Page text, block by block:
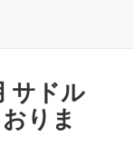
新車 30周年限定車
サドル
りま